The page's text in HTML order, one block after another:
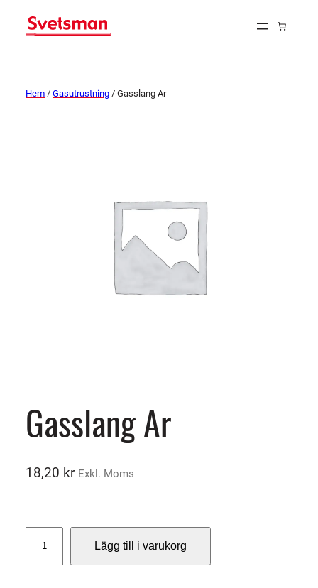
Hem / Gasutrustning / Gasslang Ar
Gasslang Ar
18,20 kr Exkl. Moms
s
Lägg till i varukorg